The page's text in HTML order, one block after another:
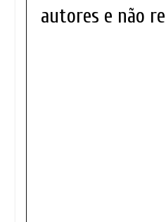
autores e não